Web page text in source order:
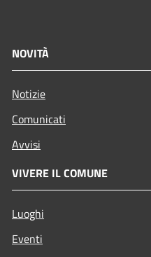
NOVITÀ
Notizie
Comunicati
Avvisi
VIVERE IL COMUNE
Luoghi
Eventi